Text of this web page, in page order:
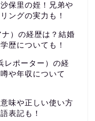
保里の姪！兄弟や
ングの実力も！
）の経歴は？結婚
歴についても！
レポーター）の経
や年収について
味や正しい使い方
表記も！